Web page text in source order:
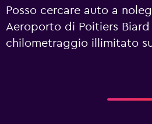
Posso cercare auto a
Aeroporto di Poitiers Biard
chilometraggio illimitato